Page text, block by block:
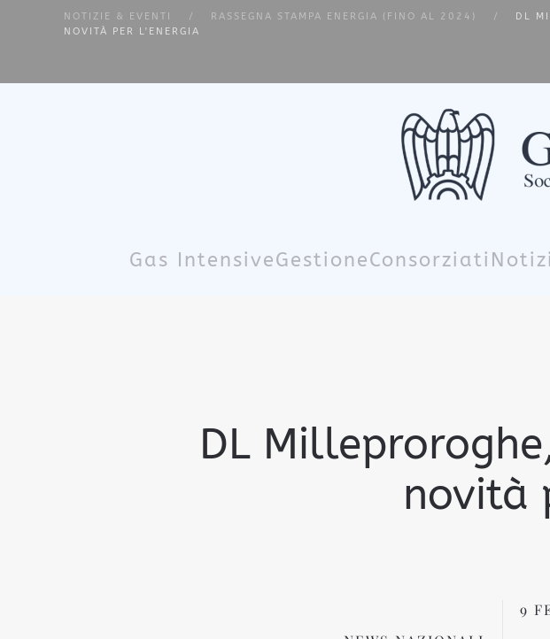
NOTIZIE & EVENTI RASSEGNA STAMPA ENERGIA (FINO AL 2024)
DL
NOVITÀ PER L'ENERGIA
Gas IntensiveGestioneConsorziati
DL
novità
9